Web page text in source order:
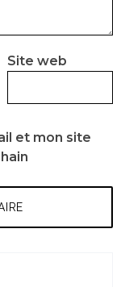
Site web
et mon site